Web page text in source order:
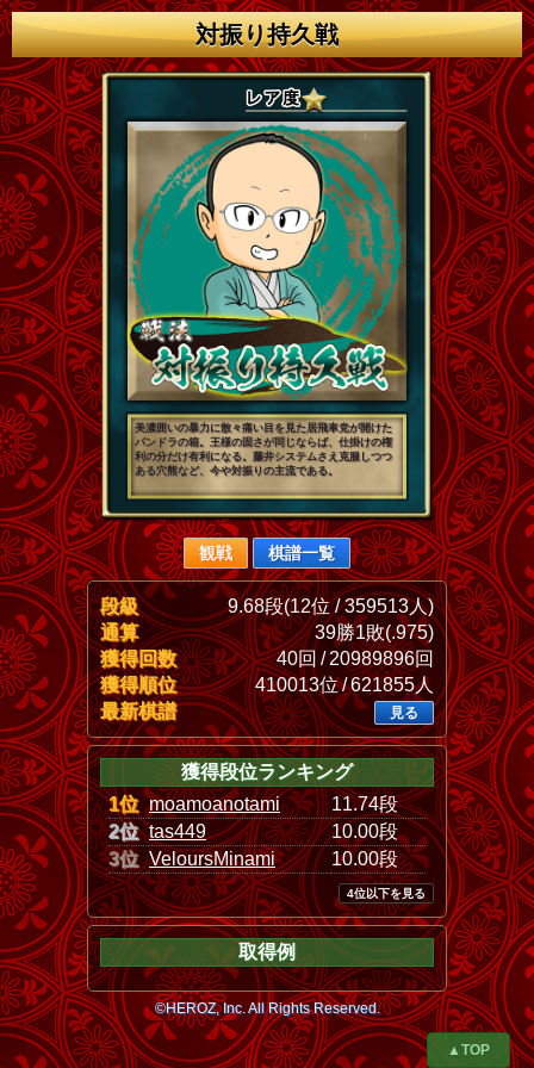
対振り持久戦
美濃囲いの暴力に散々痛い目を見た居飛車党が開けた
パンドラの箱。王様の固さが同じならば、仕掛けの権
利の分だけ有利になる。藤井システムさえ克服しつつ
ある穴熊など、今や対振りの主流である。
観戦 棋譜一覧
段級
9.68段(12位 / 359513人)
通算
39勝1敗(.975)
獲得回数
40回 / 20989896回
獲得順位
410013位 / 621855人
最新棋譜
見る
獲得段位ランキング
1位 moamoanotami
11.74段
2位 tas449
10.00段
3位 VeloursMinami 10.00段
4位以下を見る
取得例
©HEROZ, Inc. All Rights Reserved.
▲TOP